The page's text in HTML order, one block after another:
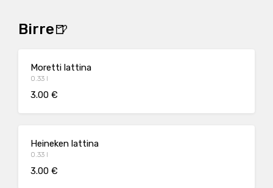
Birre🍺
Moretti lattina
0.33 l
3.00 €
Heineken lattina
0.33 l
3.00 €